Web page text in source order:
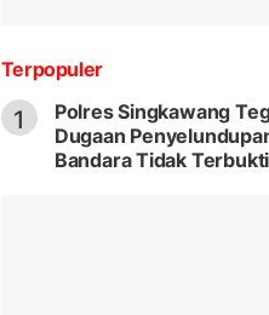
Terpopuler
1
Polres Singkawang
Dugaan
Bandara Tidak Terbukti